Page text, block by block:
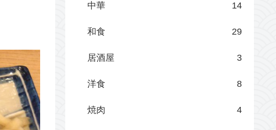
中華 14
和食 29
居酒屋 3
洋食 8
焼肉 4